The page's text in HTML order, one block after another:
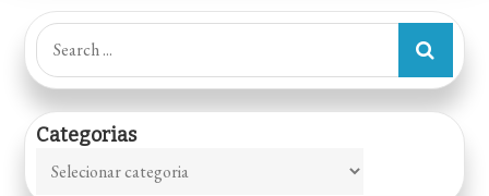
Search
for:
Categorias
Categorias